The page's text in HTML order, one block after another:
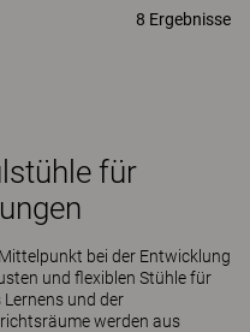
8 Ergebnisse
für
bei der Entwicklung
und flexiblen Stühle für
und der
werden aus